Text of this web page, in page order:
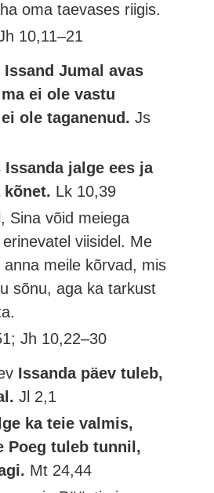
oma taevases riigis.
10,11–21
Issand Jumal avas
ei ole vastu
ole taganenud.Js
jalge ees ja
kõnet. Lk 10,39
Sina võid meiega
viisidel. Me
anna meile kõrvad, mis
sõnu, aga ka tarkust
Jh 10,22–30
Issanda päev tuleb,
Jl 2,1
ka teie valmis,
Poeg tuleb tunnil,
Mt 24,44